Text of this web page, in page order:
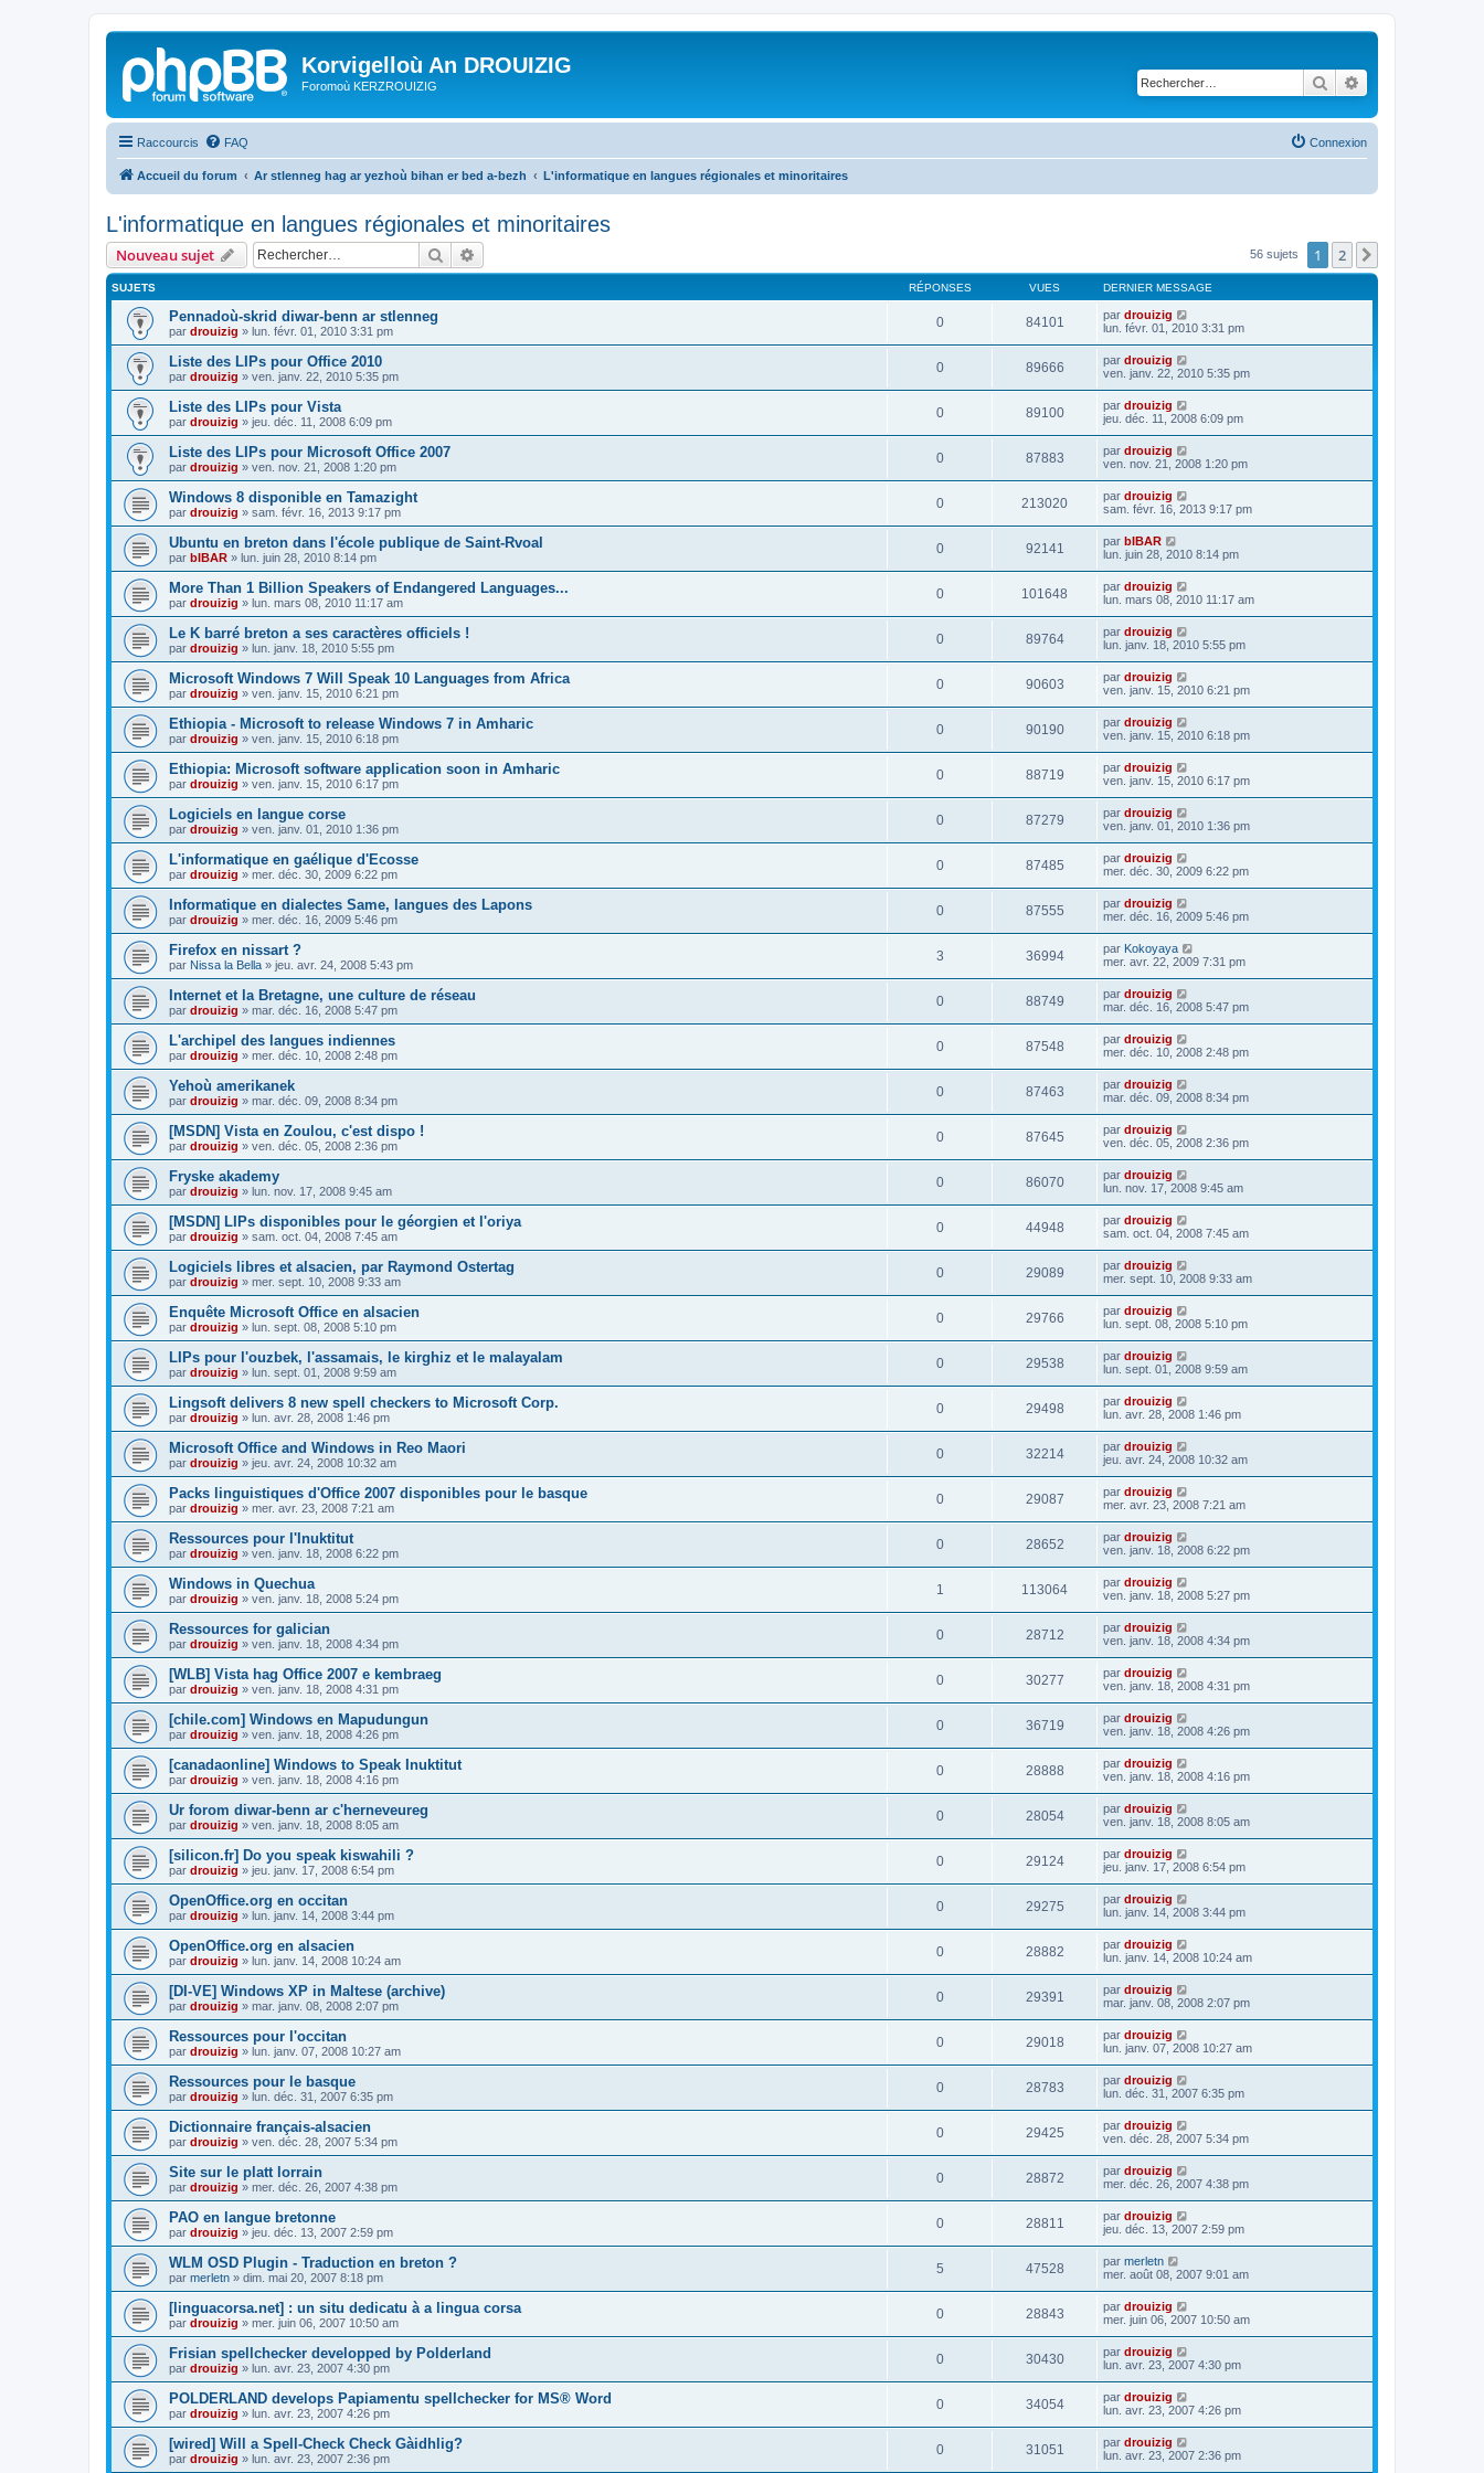
Korvigelloù An DROUIZIG
Foromoù KERZROUIZIG Rechercher
Raccourcis FAQ Connexion
Accueil du forum Ar stlenneg hag ar yezhoù bihan er bed a-bezh L'informatique en langues régionales et minoritaires
L'informatique en langues régionales et minoritaires
Nouveau sujet Rechercher 56 sujets 1 2
SUJETS RÉPONSES VUES DERNIER MESSAGE
Pennadoù-skrid diwar-benn ar stlenneg
par drouizig » lun. févr. 01, 2010 3:31 pm
0 84101 par drouizig
lun. févr. 01, 2010 3:31 pm
Liste des LIPs pour Office 2010
par drouizig » ven. janv. 22, 2010 5:35 pm
0 89666 par drouizig
ven. janv. 22, 2010 5:35 pm
Liste des LIPs pour Vista
par drouizig » jeu. déc. 11, 2008 6:09 pm
0 89100 par drouizig
jeu. déc. 11, 2008 6:09 pm
Liste des LIPs pour Microsoft Office 2007
par drouizig » ven. nov. 21, 2008 1:20 pm
0 87883 par drouizig
ven. nov. 21, 2008 1:20 pm
Windows 8 disponible en Tamazight
par drouizig » sam. févr. 16, 2013 9:17 pm
0 213020 par drouizig
sam. févr. 16, 2013 9:17 pm
Ubuntu en breton dans l'école publique de Saint-Rvoal
par bIBAR » lun. juin 28, 2010 8:14 pm
0 92141 par bIBAR
lun. juin 28, 2010 8:14 pm
More Than 1 Billion Speakers of Endangered Languages...
par drouizig » lun. mars 08, 2010 11:17 am
0 101648 par drouizig
lun. mars 08, 2010 11:17 am
Le K barré breton a ses caractères officiels !
par drouizig » lun. janv. 18, 2010 5:55 pm
0 89764 par drouizig
lun. janv. 18, 2010 5:55 pm
Microsoft Windows 7 Will Speak 10 Languages from Africa
par drouizig » ven. janv. 15, 2010 6:21 pm
0 90603 par drouizig
ven. janv. 15, 2010 6:21 pm
Ethiopia - Microsoft to release Windows 7 in Amharic
par drouizig » ven. janv. 15, 2010 6:18 pm
0 90190 par drouizig
ven. janv. 15, 2010 6:18 pm
Ethiopia: Microsoft software application soon in Amharic
par drouizig » ven. janv. 15, 2010 6:17 pm
0 88719 par drouizig
ven. janv. 15, 2010 6:17 pm
Logiciels en langue corse
par drouizig » ven. janv. 01, 2010 1:36 pm
0 87279 par drouizig
ven. janv. 01, 2010 1:36 pm
L'informatique en gaélique d'Ecosse
par drouizig » mer. déc. 30, 2009 6:22 pm
0 87485 par drouizig
mer. déc. 30, 2009 6:22 pm
Informatique en dialectes Same, langues des Lapons
par drouizig » mer. déc. 16, 2009 5:46 pm
0 87555 par drouizig
mer. déc. 16, 2009 5:46 pm
Firefox en nissart ?
par Nissa la Bella » jeu. avr. 24, 2008 5:43 pm
3 36994 par Kokoyaya
mer. avr. 22, 2009 7:31 pm
Internet et la Bretagne, une culture de réseau
par drouizig » mar. déc. 16, 2008 5:47 pm
0 88749 par drouizig
mar. déc. 16, 2008 5:47 pm
L'archipel des langues indiennes
par drouizig » mer. déc. 10, 2008 2:48 pm
0 87548 par drouizig
mer. déc. 10, 2008 2:48 pm
Yehoù amerikanek
par drouizig » mar. déc. 09, 2008 8:34 pm
0 87463 par drouizig
mar. déc. 09, 2008 8:34 pm
[MSDN] Vista en Zoulou, c'est dispo !
par drouizig » ven. déc. 05, 2008 2:36 pm
0 87645 par drouizig
ven. déc. 05, 2008 2:36 pm
Fryske akademy
par drouizig » lun. nov. 17, 2008 9:45 am
0 86070 par drouizig
lun. nov. 17, 2008 9:45 am
[MSDN] LIPs disponibles pour le géorgien et l'oriya
par drouizig » sam. oct. 04, 2008 7:45 am
0 44948 par drouizig
sam. oct. 04, 2008 7:45 am
Logiciels libres et alsacien, par Raymond Ostertag
par drouizig » mer. sept. 10, 2008 9:33 am
0 29089 par drouizig
mer. sept. 10, 2008 9:33 am
Enquête Microsoft Office en alsacien
par drouizig » lun. sept. 08, 2008 5:10 pm
0 29766 par drouizig
lun. sept. 08, 2008 5:10 pm
LIPs pour l'ouzbek, l'assamais, le kirghiz et le malayalam
par drouizig » lun. sept. 01, 2008 9:59 am
0 29538 par drouizig
lun. sept. 01, 2008 9:59 am
Lingsoft delivers 8 new spell checkers to Microsoft Corp.
par drouizig » lun. avr. 28, 2008 1:46 pm
0 29498 par drouizig
lun. avr. 28, 2008 1:46 pm
Microsoft Office and Windows in Reo Maori
par drouizig » jeu. avr. 24, 2008 10:32 am
0 32214 par drouizig
jeu. avr. 24, 2008 10:32 am
Packs linguistiques d'Office 2007 disponibles pour le basque
par drouizig » mer. avr. 23, 2008 7:21 am
0 29087 par drouizig
mer. avr. 23, 2008 7:21 am
Ressources pour l'Inuktitut
par drouizig » ven. janv. 18, 2008 6:22 pm
0 28652 par drouizig
ven. janv. 18, 2008 6:22 pm
Windows in Quechua
par drouizig » ven. janv. 18, 2008 5:24 pm
1 113064 par drouizig
ven. janv. 18, 2008 5:27 pm
Ressources for galician
par drouizig » ven. janv. 18, 2008 4:34 pm
0 28712 par drouizig
ven. janv. 18, 2008 4:34 pm
[WLB] Vista hag Office 2007 e kembraeg
par drouizig » ven. janv. 18, 2008 4:31 pm
0 30277 par drouizig
ven. janv. 18, 2008 4:31 pm
[chile.com] Windows en Mapudungun
par drouizig » ven. janv. 18, 2008 4:26 pm
0 36719 par drouizig
ven. janv. 18, 2008 4:26 pm
[canadaonline] Windows to Speak Inuktitut
par drouizig » ven. janv. 18, 2008 4:16 pm
0 28888 par drouizig
ven. janv. 18, 2008 4:16 pm
Ur forom diwar-benn ar c'herneveureg
par drouizig » ven. janv. 18, 2008 8:05 am
0 28054 par drouizig
ven. janv. 18, 2008 8:05 am
[silicon.fr] Do you speak kiswahili ?
par drouizig » jeu. janv. 17, 2008 6:54 pm
0 29124 par drouizig
jeu. janv. 17, 2008 6:54 pm
OpenOffice.org en occitan
par drouizig » lun. janv. 14, 2008 3:44 pm
0 29275 par drouizig
lun. janv. 14, 2008 3:44 pm
OpenOffice.org en alsacien
par drouizig » lun. janv. 14, 2008 10:24 am
0 28882 par drouizig
lun. janv. 14, 2008 10:24 am
[DI-VE] Windows XP in Maltese (archive)
par drouizig » mar. janv. 08, 2008 2:07 pm
0 29391 par drouizig
mar. janv. 08, 2008 2:07 pm
Ressources pour l'occitan
par drouizig » lun. janv. 07, 2008 10:27 am
0 29018 par drouizig
lun. janv. 07, 2008 10:27 am
Ressources pour le basque
par drouizig » lun. déc. 31, 2007 6:35 pm
0 28783 par drouizig
lun. déc. 31, 2007 6:35 pm
Dictionnaire français-alsacien
par drouizig » ven. déc. 28, 2007 5:34 pm
0 29425 par drouizig
ven. déc. 28, 2007 5:34 pm
Site sur le platt lorrain
par drouizig » mer. déc. 26, 2007 4:38 pm
0 28872 par drouizig
mer. déc. 26, 2007 4:38 pm
PAO en langue bretonne
par drouizig » jeu. déc. 13, 2007 2:59 pm
0 28811 par drouizig
jeu. déc. 13, 2007 2:59 pm
WLM OSD Plugin - Traduction en breton ?
par merletn » dim. mai 20, 2007 8:18 pm
5 47528 par merletn
mer. août 08, 2007 9:01 am
[linguacorsa.net] : un situ dedicatu à a lingua corsa
par drouizig » mer. juin 06, 2007 10:50 am
0 28843 par drouizig
mer. juin 06, 2007 10:50 am
Frisian spellchecker developped by Polderland
par drouizig » lun. avr. 23, 2007 4:30 pm
0 30430 par drouizig
lun. avr. 23, 2007 4:30 pm
POLDERLAND develops Papiamentu spellchecker for MS® Word
par drouizig » lun. avr. 23, 2007 4:26 pm
0 34054 par drouizig
lun. avr. 23, 2007 4:26 pm
[wired] Will a Spell-Check Check Gàidhlig?
par drouizig » lun. avr. 23, 2007 2:36 pm
0 31051 par drouizig
lun. avr. 23, 2007 2:36 pm